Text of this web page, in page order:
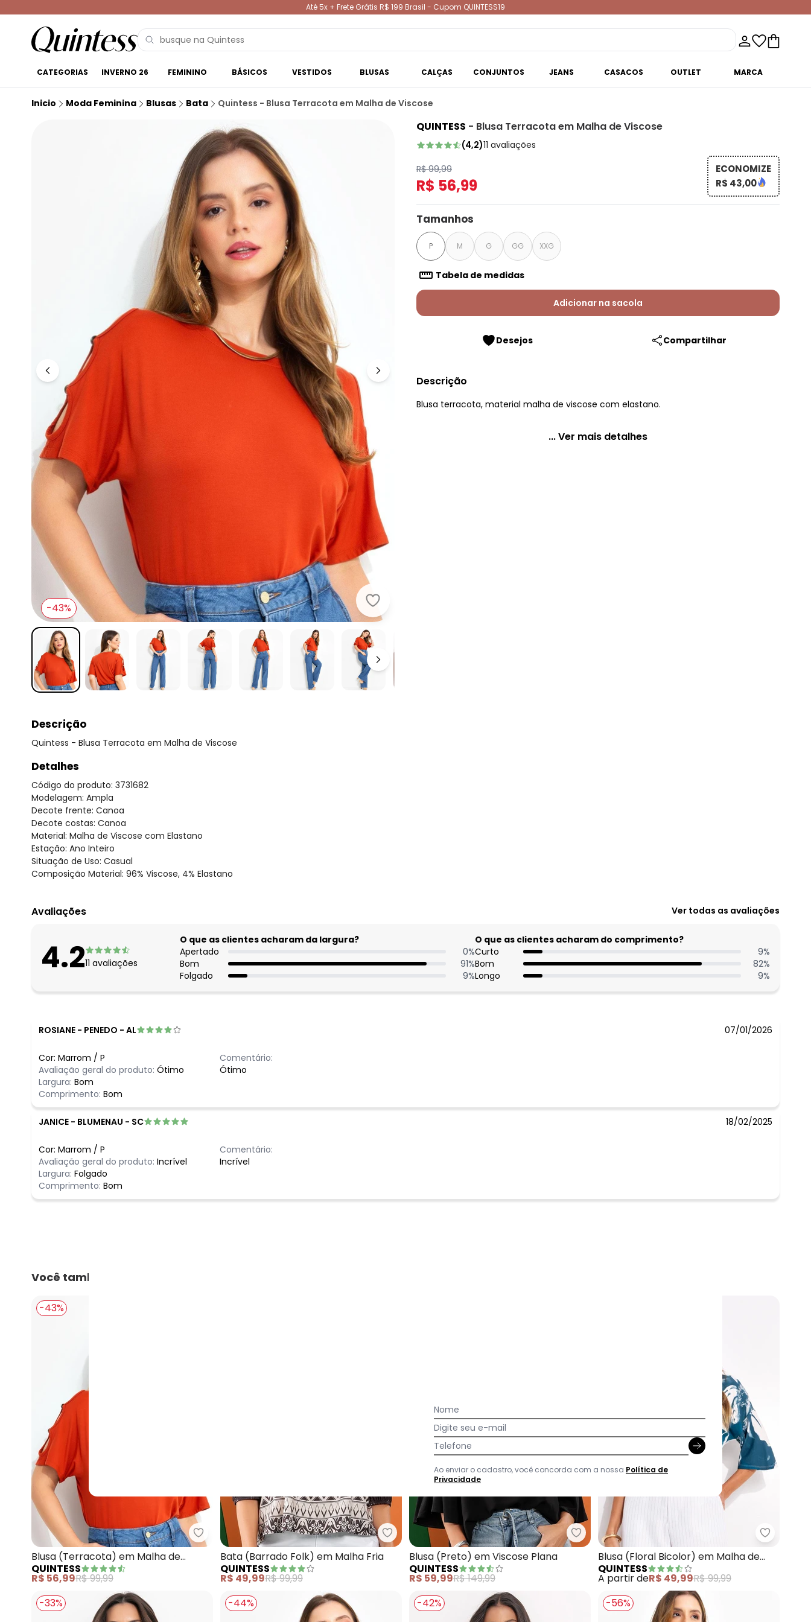
Até 5x + Frete Grátis R$ 199 Brasil - Cupom QUINTESS19
CATEGORIAS INVERNO 26 FEMININO BÁSICOS VESTIDOS BLUSAS CALÇAS CONJUNTOS JEANS CASACOS OUTLET MARCA
Inicio Moda Feminina Blusas Bata Quintess - Blusa Terracota em Malha de Viscose
Quintess - Blusa Terracota em Malha de Viscose
-43%
QUINTESS - Blusa Terracota em Malha de Viscose
(4,2)11 avaliações
R$ 99,99
R$ 56,99
ECONOMIZE
R$ 43,00
Tamanhos
P M G GG XXG
Tabela de medidas
Adicionar na sacola
Desejos Compartilhar
Descrição
Blusa terracota, material malha de viscose com elastano.
... Ver mais detalhes
Descrição
Quintess - Blusa Terracota em Malha de Viscose
Detalhes
Código do produto: 3731682
Modelagem: Ampla
Decote frente: Canoa
Decote costas: Canoa
Material: Malha de Viscose com Elastano
Estação: Ano Inteiro
Situação de Uso: Casual
Composição Material: 96% Viscose, 4% Elastano
Avaliações Ver todas as avaliações
4.211 avaliações
O que as clientes acharam da largura?
Apertado
0%
Bom
91%
Folgado
9%
O que as clientes acharam do comprimento?
Curto
9%
Bom
82%
Longo
9%
ROSIANE - PENEDO - AL 07/01/2026
Cor: Marrom / P
Avaliação geral do produto: Ótimo
Largura: Bom
Comprimento: Bom
Comentário:
Ótimo
JANICE - BLUMENAU - SC 18/02/2025
Cor: Marrom / P
Avaliação geral do produto: Incrível
Largura: Folgado
Comprimento: Bom
Comentário:
Incrível
Você também pode gostar
-43%
Quintess - Blusa (Terracota) em Malha de Viscose
Blusa (Terracota) em Malha de
Viscose
QUINTESS
R$ 56,99R$ 99,99
Quintess - Bata (Barrado Folk) em Malha Fria
Bata (Barrado Folk) em Malha Fria
QUINTESS
R$ 49,99R$ 99,99
Quintess - Blusa (Preto) em Viscose Plana
Blusa (Preto) em Viscose Plana
QUINTESS
R$ 59,99R$ 149,99
Quintess
Blusa (Floral Bicolor) em Malha de
Viscose
QUINTESS
A partir deR$ 49,99R$ 99,99
-33%
-44% -42% -56%
Nome
Digite seu e-mail
Telefone
Ao enviar o cadastro, você concorda com a nossa Política de
Privacidade